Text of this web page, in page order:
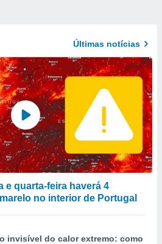
Últimas notícias
e quarta-feira haverá 4
no interior de Portugal
invisível do calor extremo: como